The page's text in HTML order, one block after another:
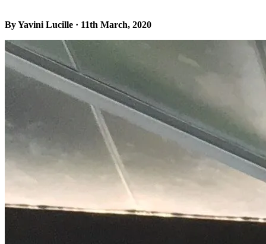
By Yavini Lucille · 11th March, 2020